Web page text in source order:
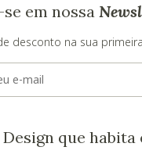
em nossa
desconto na sua
que habita